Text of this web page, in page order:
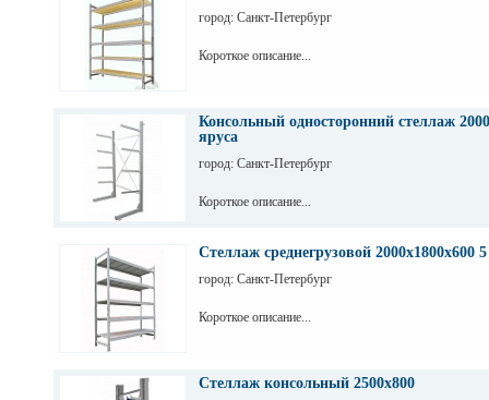
город: Санкт-Петербург
Короткое описание...
Консольный односторонний стеллаж
яруса
город: Санкт-Петербург
Короткое описание...
Стеллаж среднегрузовой 2000х1800х600
город: Санкт-Петербург
Короткое описание...
Стеллаж консольный 2500х800